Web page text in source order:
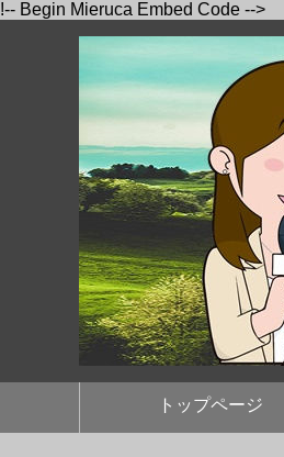
!-- Begin Mieruca Embed Code -->
トップページ